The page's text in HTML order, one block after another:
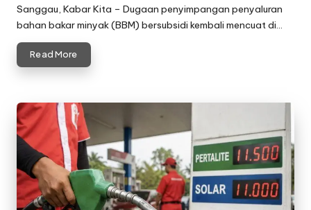
by
Sanggau, Kabar Kita – Dugaan penyimpangan penyaluran
bahan bakar minyak (BBM) bersubsidi kembali mencuat di…
Read More